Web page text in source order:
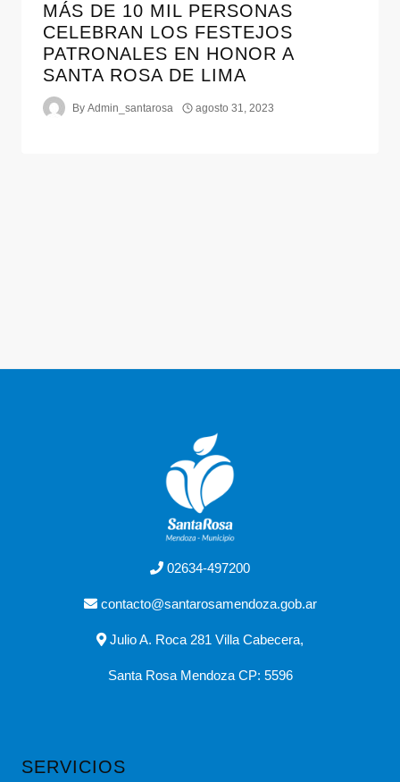
MÁS DE 10 MIL PERSONAS
CELEBRAN LOS FESTEJOS
PATRONALES EN HONOR A
SANTA ROSA DE LIMA
By Admin_santarosa agosto 31, 2023
02634-497200
contacto@santarosamendoza.gob.ar
Julio A. Roca 281 Villa Cabecera,
Santa Rosa Mendoza CP: 5596
SERVICIOS